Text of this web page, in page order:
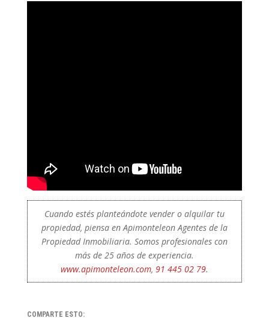
Cuando estés planteándote vender o alquilar tu
propiedad, piensa en Apimonteleon Agentes de la
Propiedad Inmobiliaria. Somos profesionales con
más de 25 años de experiencia.
www.apimonteleon.com, 91 445 02 79.
COMPARTE ESTO: